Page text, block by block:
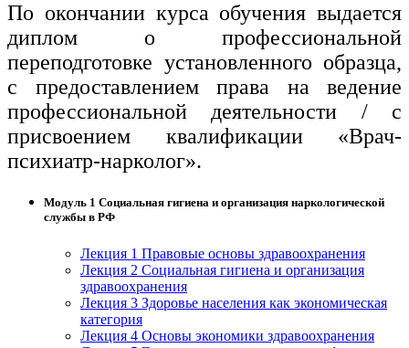
По окончании курса обучения выдается
диплом о профессиональной
переподготовке установленного образца,
с предоставлением права на ведение
профессиональной деятельности / с
присвоением квалификации «Врач-
психиатр-нарколог».
Модуль 1 Социальная гигиена и организация наркологической
службы в РФ
Лекция 1 Правовые основы здравоохранения
Лекция 2 Социальная гигиена и организация
здравоохранения
Лекция 3 Здоровье населения как экономическая
категория
Лекция 4 Основы экономики здравоохранения